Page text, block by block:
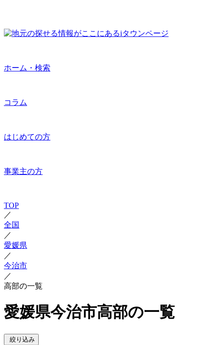
ホーム・検索
コラム
はじめての方
事業主の方
TOP
／
全国
／
愛媛県
／
今治市
／
高部の一覧
愛媛県今治市高部の一覧
絞り込み